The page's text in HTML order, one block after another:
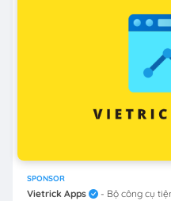
SPONSOR
Vietrick Apps - Bộ công cụ